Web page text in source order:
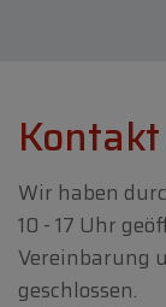
Kontakt
Wir haben
10 - 17 Uhr
Vereinbarung
geschlossen.